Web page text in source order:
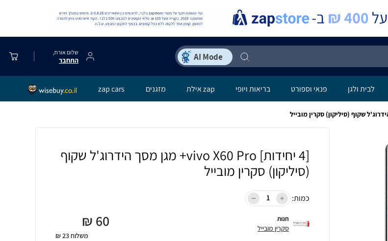
שלום אורח,
התחבר
לבית ולגן פנאי וספורט בריאות ויופי zap אילת מזגנים zap cars
[4 יחידות] vivo X60 Pro+ מגן מסך הידרוג'ל שקוף
(סיליקון) סקרין מובייל
כמות:
חנות
סקרין מובייל 60
₪
משלוח 23 ₪